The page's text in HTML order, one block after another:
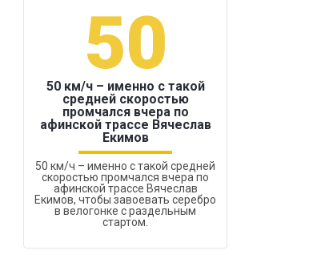
50
50 км/ч – именно с такой
средней скоростью
промчался вчера по
афинской трассе Вячеслав
Екимов
50 км/ч – именно с такой средней
скоростью промчался вчера по
афинской трассе Вячеслав
Екимов, чтобы завоевать серебро
в велогонке с раздельным
стартом.